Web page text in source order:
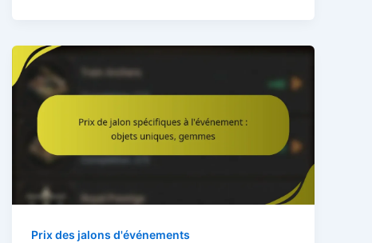
Prix des jalons d'événements